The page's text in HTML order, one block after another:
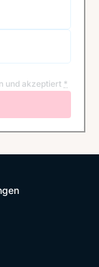
und akzeptiert *